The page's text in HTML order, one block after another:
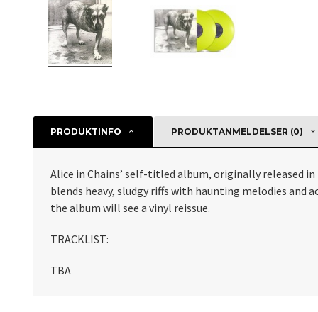
PRODUKTINFO PRODUKTANMELDELSER (0)
Alice in Chains’ self-titled album, originally released
blends heavy, sludgy riffs with haunting melodies and
the album will see a vinyl reissue.
TRACKLIST:
TBA